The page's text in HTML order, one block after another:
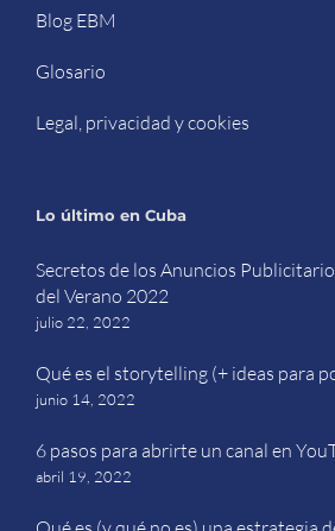
Blog EBM
Glosario
Legal, privacidad y cookies
Lo último en Cuba
Secretos de los Anuncios
del Verano 2022
julio 22, 2022
Qué es el storytelling (+ ideas para
junio 14, 2022
6 pasos para abrirte un canal en
abril 19, 2022